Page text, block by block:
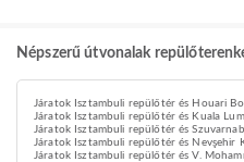
Népszerű útvonalak
Járatok Isztambuli repülőtér és Houari
Járatok Isztambuli repülőtér és Kuala
Járatok Isztambuli repülőtér és
Járatok Isztambuli repülőtér és Nevşehir
Járatok Isztambuli repülőtér és V.